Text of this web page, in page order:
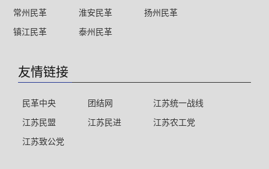
常州民革
淮安民革
扬州民革
镇江民革
泰州民革
友情链接
民革中央 团结网
江苏统一战线
江苏民盟
江苏民进
江苏农工党
江苏致公党